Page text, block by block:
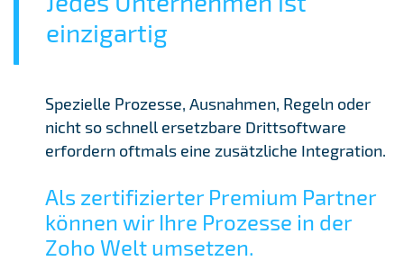
einzigartig
Spezielle Prozesse, Ausnahmen, Regeln oder
nicht so schnell ersetzbare Drittsoftware
erfordern oftmals eine zusätzliche Integration.
Als zertifizierter Premium Partner
können wir Ihre Prozesse in der
Zoho Welt umsetzen.